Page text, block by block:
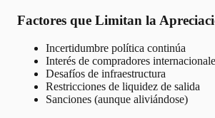
Factores que Limitan la
Incertidumbre política continúa
Interés de compradores
Desafíos de infraestructura
Restricciones de liquidez de salida
Sanciones (aunque aliviándose)